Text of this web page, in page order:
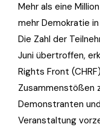
Mehr als eine
mehr Demokratie
Die Zahl der
Juni übertroffen,
Rights Front
Zusammenstößen
Demonstranten
Veranstaltung